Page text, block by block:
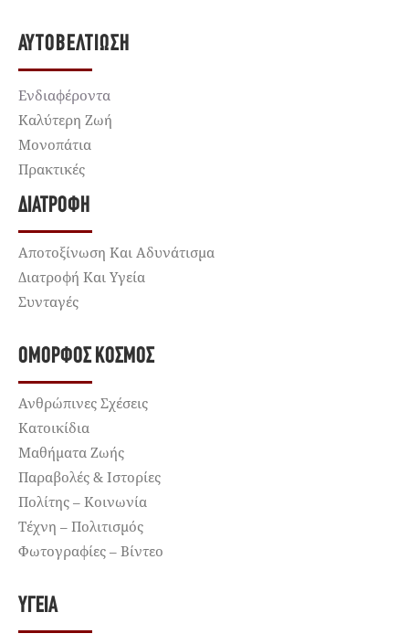
ΑΥΤΟΒΕΛΤΊΩΣΗ
Ενδιαφέροντα
Καλύτερη Ζωή
Μονοπάτια
Πρακτικές
ΔΙΑΤΡΟΦΉ
Αποτοξίνωση Και Αδυνάτισμα
Διατροφή Και Υγεία
Συνταγές
ΌΜΟΡΦΟΣ ΚΌΣΜΟΣ
Ανθρώπινες Σχέσεις
Κατοικίδια
Μαθήματα Ζωής
Παραβολές & Ιστορίες
Πολίτης – Κοινωνία
Τέχνη – Πολιτισμός
Φωτογραφίες – Βίντεο
ΥΓΕΊΑ